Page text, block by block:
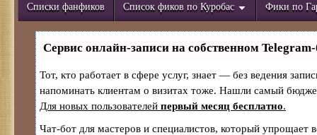
Списки фанфиков Список фиков по Куробас Фики по
Сервис онлайн-записи на собственном Telegram-
Тот, кто работает в сфере услуг, знает — без ведения
напоминать клиентам о визитах тоже. Нашли самый
Для новых пользователей первый месяц бесплатно.
Чат-бот для мастеров и специалистов, который упрощает